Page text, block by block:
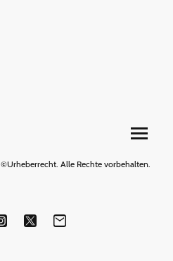
©Urheberrecht. Alle Rechte vorbehalten.